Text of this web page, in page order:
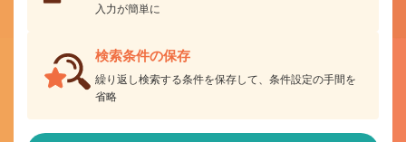
入力が簡単に
検索条件の保存
繰り返し検索する条件を保存して、条件設定の手間を
省略